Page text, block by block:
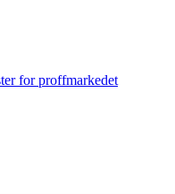
for proffmarkedet